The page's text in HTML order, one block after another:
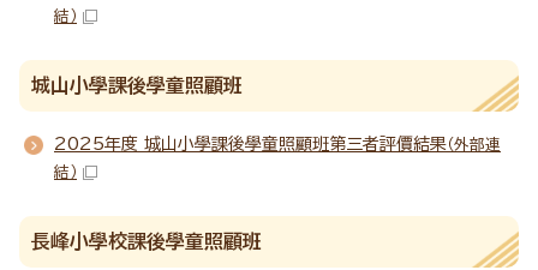
結）
城山小學課後學童照顧班
2025年度 城山小學課後學童照顧班第三者評價結果（外部連
結）
長峰小學校課後學童照顧班